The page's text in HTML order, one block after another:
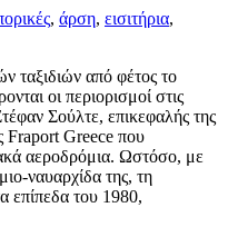
, άρση, εισιτήρια,
ταξιδιών από φέτος το
οι περιορισμοί στις
Σούλτε, επικεφαλής της
Fraport Greece που
αεροδρόμια. Ωστόσο, με
ναυαρχίδα της, τη
επίπεδα του 1980,